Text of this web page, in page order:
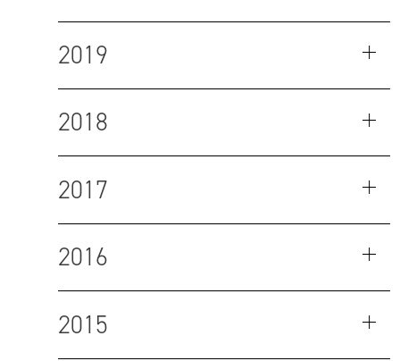
2019
2018
2017
2016
2015